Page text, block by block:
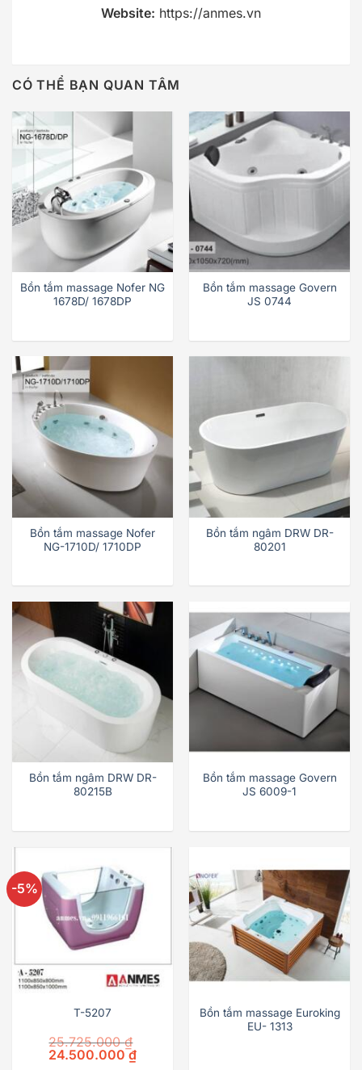
Website: https://anmes.vn
CÓ THỂ BẠN QUAN TÂM
Bồn tắm massage Nofer NG
1678D/ 1678DP
Bồn tắm massage Govern
JS 0744
Bồn tắm massage Nofer
NG-1710D/ 1710DP
Bồn tắm ngâm DRW DR-
80201
Bồn tắm ngâm DRW DR-
80215B
Bồn tắm massage Govern
JS 6009-1
-5%
T-5207
25.725.000₫
Original
price
24.500.000₫Current
Bồn tắm massage Euroking
EU- 1313